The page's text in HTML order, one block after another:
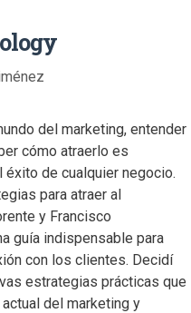
del marketing, entender
cómo atraerlo es
éxito de cualquier negocio.
para atraer al
y Francisco
guía indispensable para
con los clientes. Decidí
estrategias prácticas que
del marketing y